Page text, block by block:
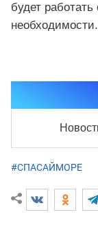
будет
необходимости.
#СПАСАЙМОРЕ